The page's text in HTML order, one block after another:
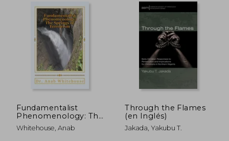
Fundamentalist
Phenomenology: The
Springs of Terrorism
(en Inglés)
Whitehouse, Anab
Through the Flames
(en Inglés)
Jakada, Yakubu T.